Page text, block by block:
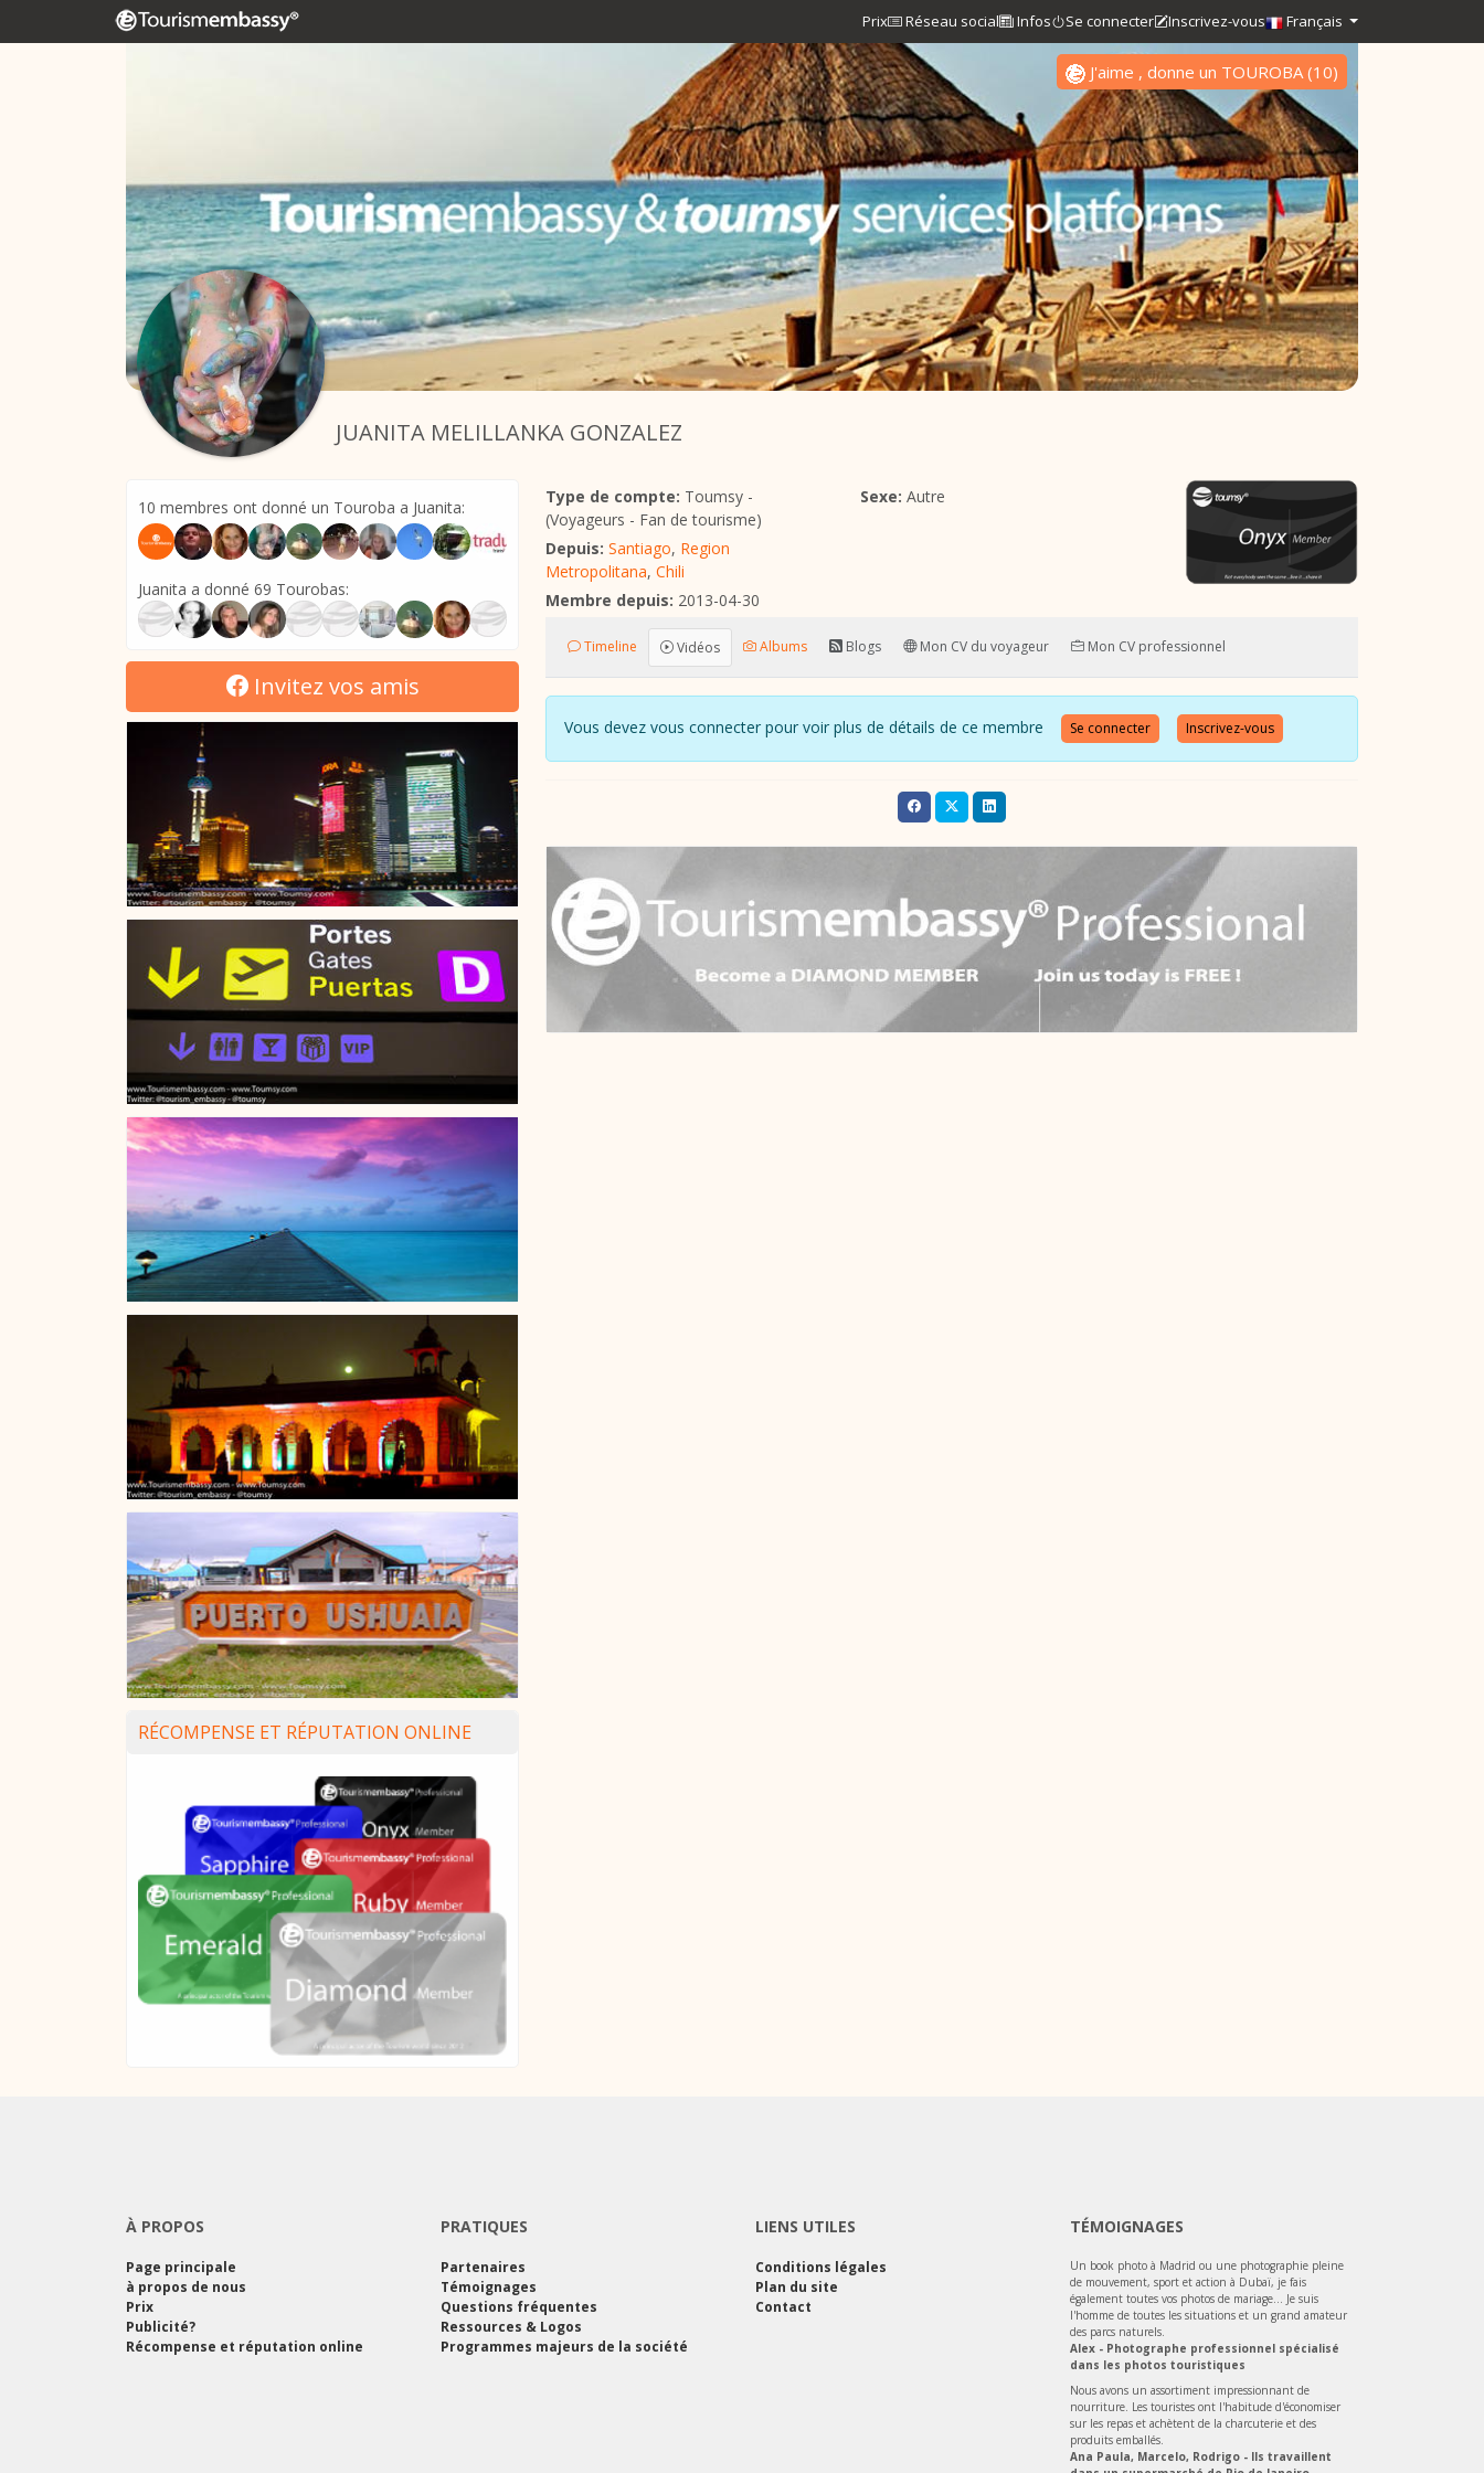
Prix Réseau social Infos Se connecter Inscrivez-vous Français
JUANITA MELILLANKA GONZALEZ
J'aime , donne un TOUROBA(10)
10 membres ont donné un Touroba a Juanita:
Juanita a donné 69 Tourobas:
Invitez vos amis
RÉCOMPENSE ET RÉPUTATION ONLINE
Type de compte: Toumsy -
(Voyageurs - Fan de tourisme)
Depuis: Santiago, Region
Metropolitana, Chili
Membre depuis: 2013-04-30
Sexe: Autre
Timeline Vidéos Albums Blogs Mon CV du voyageur Mon CV professionnel
Vous devez vous connecter pour voir plus de détails de ce membre Se connecter Inscrivez-vous
À PROPOS
Page principale
à propos de nous
Prix
Publicité?
Récompense et réputation online
PRATIQUES
Partenaires
Témoignages
Questions fréquentes
Ressources & Logos
Programmes majeurs de la société
LIENS UTILES
Conditions légales
Plan du site
Contact
TÉMOIGNAGES
Un book photo à Madrid ou une photographie pleine
de mouvement, sport et action à Dubaï, je fais
également toutes vos photos de mariage... Je suis
l'homme de toutes les situations et un grand amateur
des parcs naturels.
Alex - Photographe professionnel spécialisé
dans les photos touristiques
Nous avons un assortiment impressionnant de
nourriture. Les touristes ont l'habitude d'économiser
sur les repas et achètent de la charcuterie et des
produits emballés.
Ana Paula, Marcelo, Rodrigo - Ils travaillent